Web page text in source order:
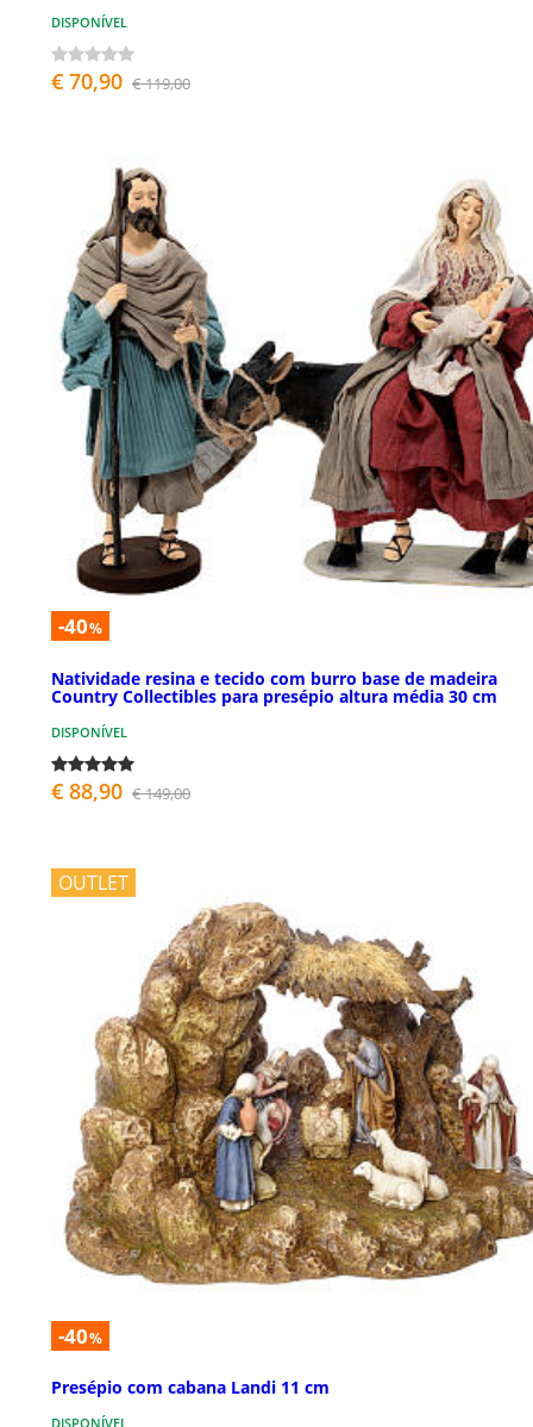
DISPONÍVEL
€ 70,90 € 119,00
-40%
Natividade resina e tecido com burro base de madeira
Country Collectibles para presépio altura média 30 cm
DISPONÍVEL
€ 88,90 € 149,00
OUTLET
-40%
Presépio com cabana Landi 11 cm
DISPONÍVEL